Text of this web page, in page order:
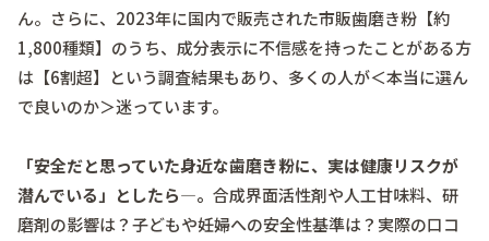
ん。さらに、2023年に国内で販売された市販歯磨き粉【約
1,800種類】のうち、成分表示に不信感を持ったことがある方
は【6割超】という調査結果もあり、多くの人が＜本当に選ん
で良いのか＞迷っています。
「安全だと思っていた身近な歯磨き粉に、実は健康リスクが
潜んでいる」としたら—。 合成界面活性剤や人工甘味料、研
磨剤の影響は？子どもや妊婦への安全性基準は？実際の口コ